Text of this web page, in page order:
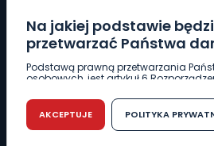
Na jakiej podstawie
przetwarzać Państwa
Podstawą prawną przetwarzania
osobowych, jest artykuł 6
r. w sprawie ochrony osób fizycznych w
przetwarzaniem danych osobowych w
swobodnego przepływu takich
dyrektywy 95/46/WE (RODO).
AKCEPTUJE POLITYKA
DZIAŁ REKLAMY
62 735 01 85
WIADOMOŚCI
CIEKAWOSTKI